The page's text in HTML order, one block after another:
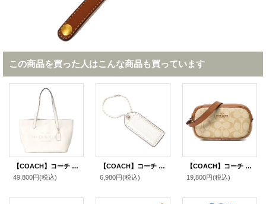
この商品を買った人はこんな商品も買っています
【COACH】コーチ ぺブルレザー キャメロン トート ロゴ トートバッグ チャーク〔日本未発売〕
49,800円(税込)
【COACH】コーチ レザー ハングタグ ロゴ チャーム キーホルダー チャーク（日本未発売）
6,980円(税込)
【COACH】コーチ コーティングキャンバス レザー シグネチャー ジェイミー ミニ リストレット 2way ハンドバッグ ライトカーキ×ライトサドル（日本未発売）
19,800円(税込)